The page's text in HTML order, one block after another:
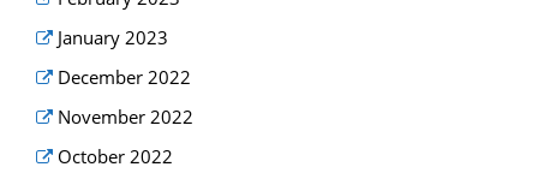
January 2023
December 2022
November 2022
October 2022